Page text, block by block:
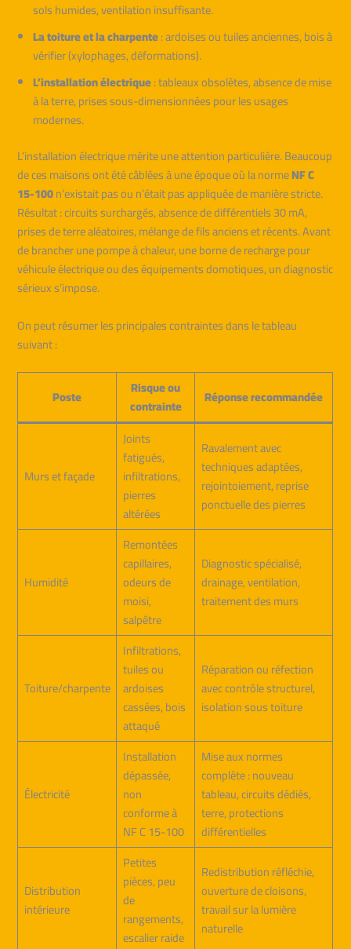
sols humides, ventilation insuffisante.
La toiture et la charpente: ardoises ou tuiles anciennes, bois à
vérifier (xylophages, déformations).
L’installation électrique: tableaux obsolètes, absence de mise
à la terre, prises sous-dimensionnées pour les usages
modernes.
L’installation électrique mérite une attention particulière. Beaucoup
de ces maisons ont été câblées à une époque où la normeNF C
15-100n’existait pas ou n’était pas appliquée de manière stricte.
Résultat : circuits surchargés, absence de différentiels 30 mA,
prises de terre aléatoires, mélange de fils anciens et récents. Avant
de brancher une pompe à chaleur, une borne de recharge pour
véhicule électrique ou des équipements domotiques, un diagnostic
sérieux s’impose.
On peut résumer les principales contraintes dans le tableau
suivant :
Poste
Risque ou
contrainte
Réponse recommandée
Murs et façade
Joints
fatigués,
infiltrations,
pierres
altérées
Ravalement avec
techniques adaptées,
rejointoiement, reprise
ponctuelle des pierres
Humidité
Remontées
capillaires,
odeurs de
moisi,
salpêtre
Diagnostic spécialisé,
drainage, ventilation,
traitement des murs
Toiture/charpente
Infiltrations,
tuiles ou
ardoises
cassées, bois
attaqué
Réparation ou réfection
avec contrôle structurel,
isolation sous toiture
Électricité
Installation
dépassée,
non
conforme à
NF C 15-100
Mise aux normes
complète : nouveau
tableau, circuits dédiés,
terre, protections
différentielles
Distribution
intérieure
Petites
pièces, peu
de
rangements,
escalier raide
Redistribution réfléchie,
ouverture de cloisons,
travail sur la lumière
naturelle